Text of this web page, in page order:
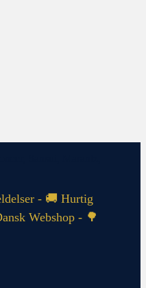
- 🚚 Hurtig
Webshop - 🌳